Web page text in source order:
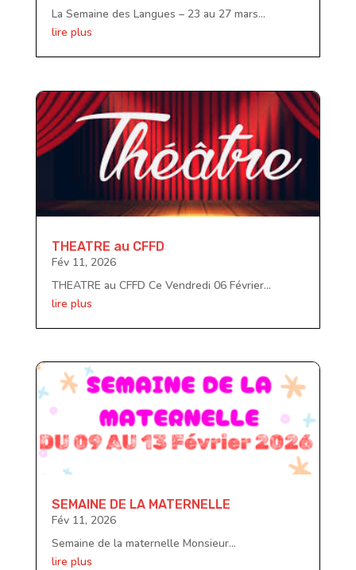
La Semaine des Langues – 23 au 27 mars...
lire plus
THEATRE au CFFD
Fév 11, 2026
THEATRE au CFFD Ce Vendredi 06 Février...
lire plus
SEMAINE DE LA MATERNELLE
Fév 11, 2026
Semaine de la maternelle Monsieur...
lire plus